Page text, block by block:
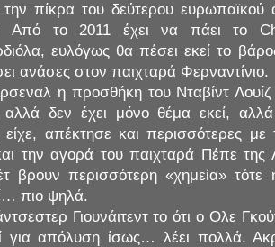
πίκρα του δεύτερου ευρωπαϊκού
Από το 2011 έχει να πάει το
ευλόγως θα πέσει εκεί το
ανάσες στον παιχταρά Φερναντίνιο.
η προσθήκη του Νταβίντ
δεν έχει μόνο θέμα εκεί,
είχε, απέκτησε και περισσότερες
την αγορά του παιχταρά Πέπε της
βρουν περισσότερη «χημεία»
πιο ψηλά.
Γιουνάιτεντ το ότι ο Ολε
για απόλυση ίσως… λέει πολλά.